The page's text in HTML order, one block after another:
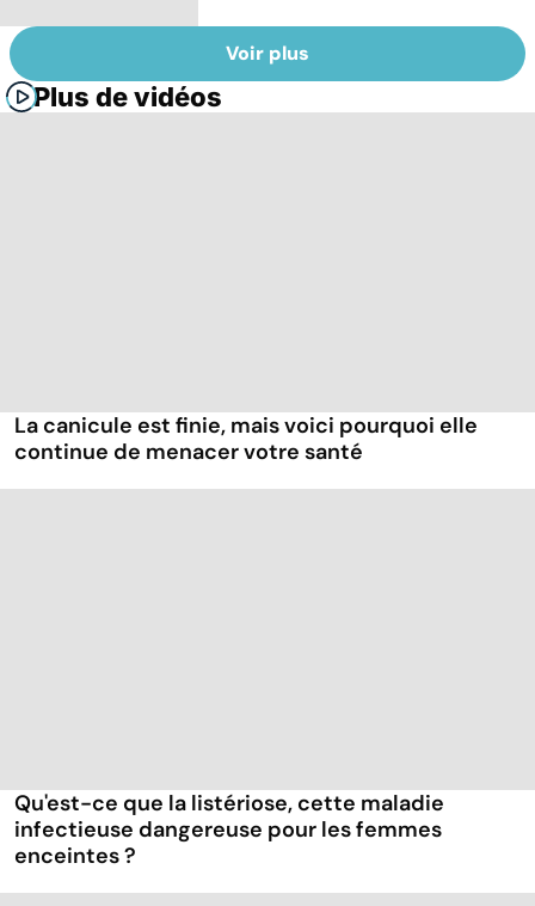
Voir plus
Plus de vidéos
La canicule est finie, mais voici pourquoi elle
continue de menacer votre santé
Qu'est-ce que la listériose, cette maladie
infectieuse dangereuse pour les femmes
enceintes ?